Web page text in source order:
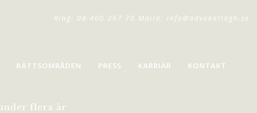
Ring: 08-400 267 70 Maila: info@advokatlagh.se
RÄTTSOMRÅDEN PRESS KARRIÄR KONTAKT
flera år